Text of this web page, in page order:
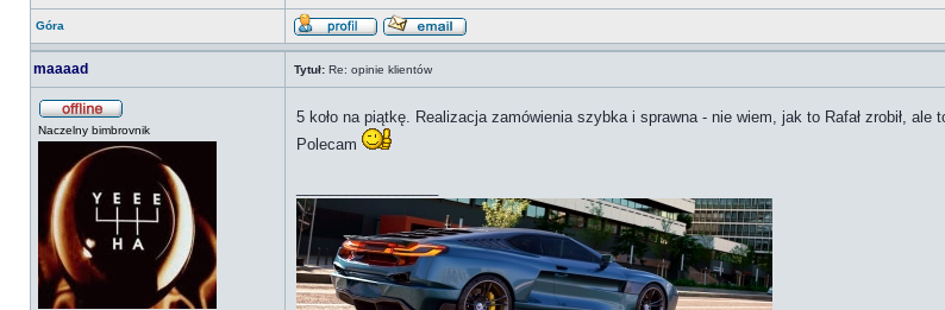
Góra
maaaad Tytuł: Re: opinie klientów
Naczelny bimbrovnik
5 koło na piątkę. Realizacja zamówienia szybka i sprawna - nie wiem, jak to Rafał zrobił,
Polecam